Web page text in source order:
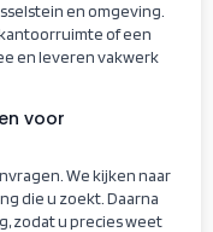
en omgeving.
of een
en leveren vakwerk
voor
We kijken naar
die u zoekt. Daarna
zodat u precies weet